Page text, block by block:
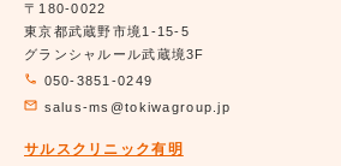
〒180-0022
東京都武蔵野市境1-15-5
グランシャルール武蔵境3F
050-3851-0249
salus-ms@tokiwagroup.jp
サルスクリニック有明